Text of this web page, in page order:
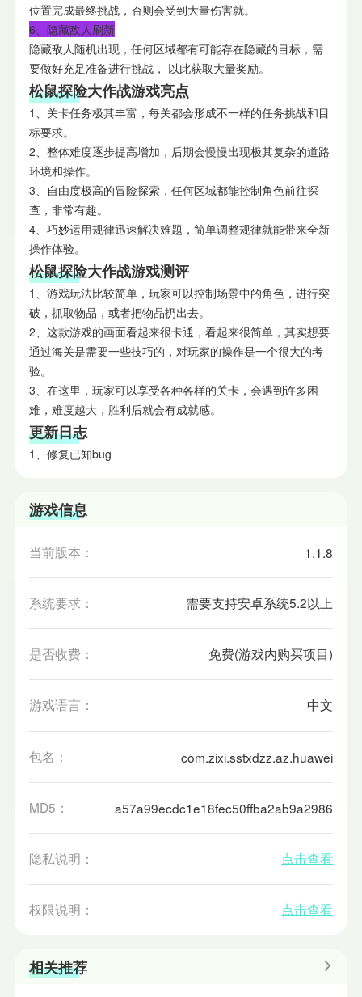
位置完成最终挑战，否则会受到大量伤害就。
6、隐藏敌人刷新
隐藏敌人随机出现，任何区域都有可能存在隐藏的目标，需
要做好充足准备进行挑战， 以此获取大量奖励。
松鼠探险大作战游戏亮点
1、关卡任务极其丰富，每关都会形成不一样的任务挑战和目
标要求。
2、整体难度逐步提高增加，后期会慢慢出现极其复杂的道路
环境和操作。
3、自由度极高的冒险探索，任何区域都能控制角色前往探
查，非常有趣。
4、巧妙运用规律迅速解决难题，简单调整规律就能带来全新
操作体验。
松鼠探险大作战游戏测评
1、游戏玩法比较简单，玩家可以控制场景中的角色，进行突
破，抓取物品，或者把物品扔出去。
2、这款游戏的画面看起来很卡通，看起来很简单，其实想要
通过海关是需要一些技巧的，对玩家的操作是一个很大的考
验。
3、在这里，玩家可以享受各种各样的关卡，会遇到许多困
难，难度越大，胜利后就会有成就感。
更新日志
1、修复已知bug
游戏信息
当前版本： 1.1.8
系统要求： 需要支持安卓系统5.2以上
是否收费： 免费(游戏内购买项目)
游戏语言： 中文
包名： com.zixi.sstxdzz.az.huawei
MD5： a57a99ecdc1e18fec50ffba2ab9a2986
隐私说明： 点击查看
权限说明： 点击查看
相关推荐